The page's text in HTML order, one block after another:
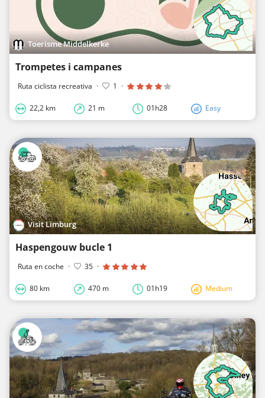
Toerisme Middelkerke
Trompetes i campanes
Ruta ciclista recreativa · 1 ·
22,2 km 21 m 01h28 Easy
Visit Limburg
Haspengouw bucle 1
Ruta en coche · 35 ·
80 km 470 m 01h19 Medium